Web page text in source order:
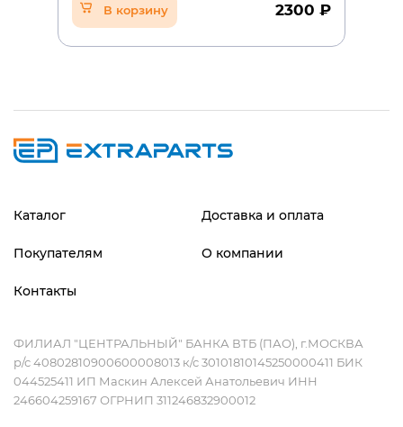
В корзину 2300 ₽
Каталог Доставка и оплата
Покупателям О компании
Контакты
ФИЛИАЛ "ЦЕНТРАЛЬНЫЙ" БАНКА ВТБ (ПАО), г.МОСКВА
р/с 40802810900600008013 к/с 30101810145250000411 БИК
044525411 ИП Маскин Алексей Анатольевич ИНН
246604259167 ОГРНИП 311246832900012